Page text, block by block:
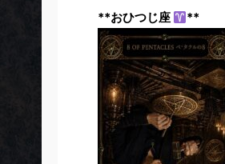
**おひつじ座 **